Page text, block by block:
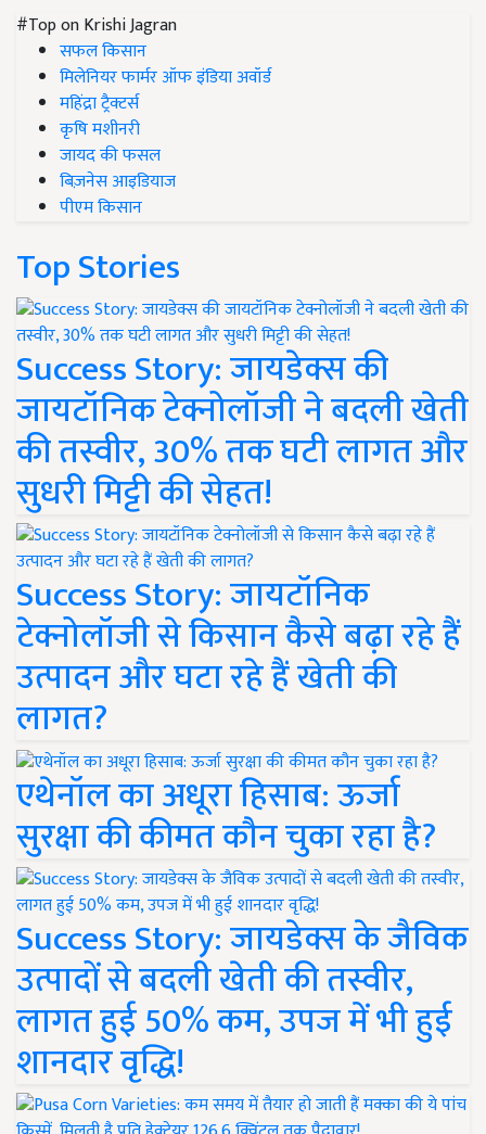
#Top on Krishi Jagran
सफल किसान
मिलेनियर फार्मर ऑफ इंडिया अवॉर्ड
महिंद्रा ट्रैक्टर्स
कृषि मशीनरी
जायद की फसल
बिज़नेस आइडियाज
पीएम किसान
Top Stories
Success Story: जायडेक्स की
जायटॉनिक टेक्नोलॉजी ने बदली खेती
की तस्वीर, 30% तक घटी लागत और
सुधरी मिट्टी की सेहत!
Success Story: जायटॉनिक
टेक्नोलॉजी से किसान कैसे बढ़ा रहे हैं
उत्पादन और घटा रहे हैं खेती की
लागत?
एथेनॉल का अधूरा हिसाब: ऊर्जा
सुरक्षा की कीमत कौन चुका रहा है?
Success Story: जायडेक्स के जैविक
उत्पादों से बदली खेती की तस्वीर,
लागत हुई 50% कम, उपज में भी हुई
शानदार वृद्धि!